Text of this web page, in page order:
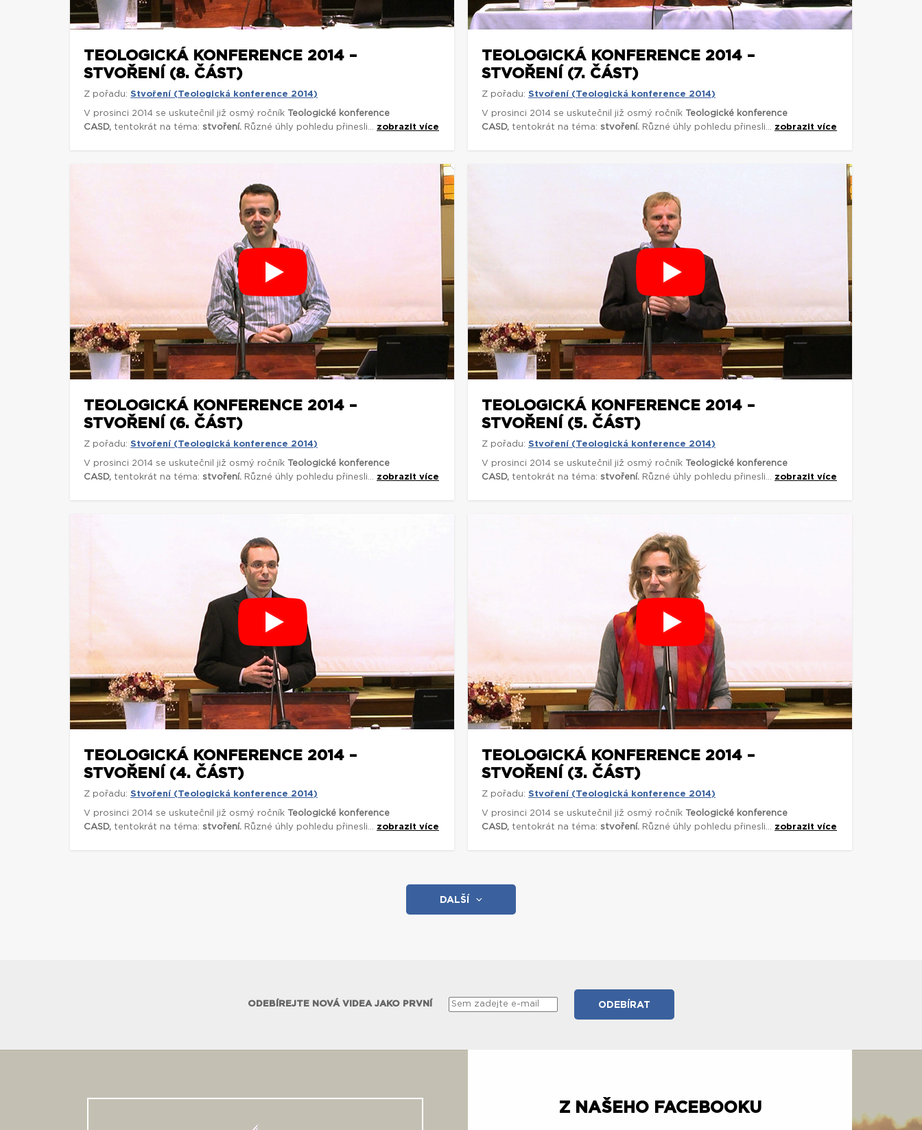
TEOLOGICKÁ KONFERENCE 2014 –
STVOŘENÍ (8. ČÁST)
Z pořadu: Stvoření (Teologická konference 2014)
V prosinci 2014 se uskutečnil již osmý ročník
Teologické konference
CASD, tentokrát na téma: stvoření. Různé úhly pohledu přinesli... zobrazit více
TEOLOGICKÁ KONFERENCE 2014 –
STVOŘENÍ (7. ČÁST)
Z pořadu: Stvoření (Teologická konference 2014)
V prosinci 2014 se uskutečnil již osmý ročník
Teologické konference
CASD, tentokrát na téma: stvoření. Různé úhly pohledu přinesli... zobrazit více
TEOLOGICKÁ KONFERENCE 2014 –
STVOŘENÍ (6. ČÁST)
Z pořadu: Stvoření (Teologická konference 2014)
V prosinci 2014 se uskutečnil již osmý ročník
Teologické konference
CASD, tentokrát na téma: stvoření. Různé úhly pohledu přinesli... zobrazit více
TEOLOGICKÁ KONFERENCE 2014 –
STVOŘENÍ (5. ČÁST)
Z pořadu: Stvoření (Teologická konference 2014)
V prosinci 2014 se uskutečnil již osmý ročník
Teologické konference
CASD, tentokrát na téma: stvoření. Různé úhly pohledu přinesli... zobrazit více
TEOLOGICKÁ KONFERENCE 2014 –
STVOŘENÍ (4. ČÁST)
Z pořadu: Stvoření (Teologická konference 2014)
V prosinci 2014 se uskutečnil již osmý ročník
Teologické konference
CASD, tentokrát na téma: stvoření. Různé úhly pohledu přinesli... zobrazit více
TEOLOGICKÁ KONFERENCE 2014 –
STVOŘENÍ (3. ČÁST)
Z pořadu: Stvoření (Teologická konference 2014)
V prosinci 2014 se uskutečnil již osmý ročník
Teologické konference
CASD, tentokrát na téma: stvoření. Různé úhly pohledu přinesli... zobrazit více
DALŠÍ
ODEBÍREJTE NOVÁ VIDEA JAKO PRVNÍ
Z NAŠEHO FACEBOOKU